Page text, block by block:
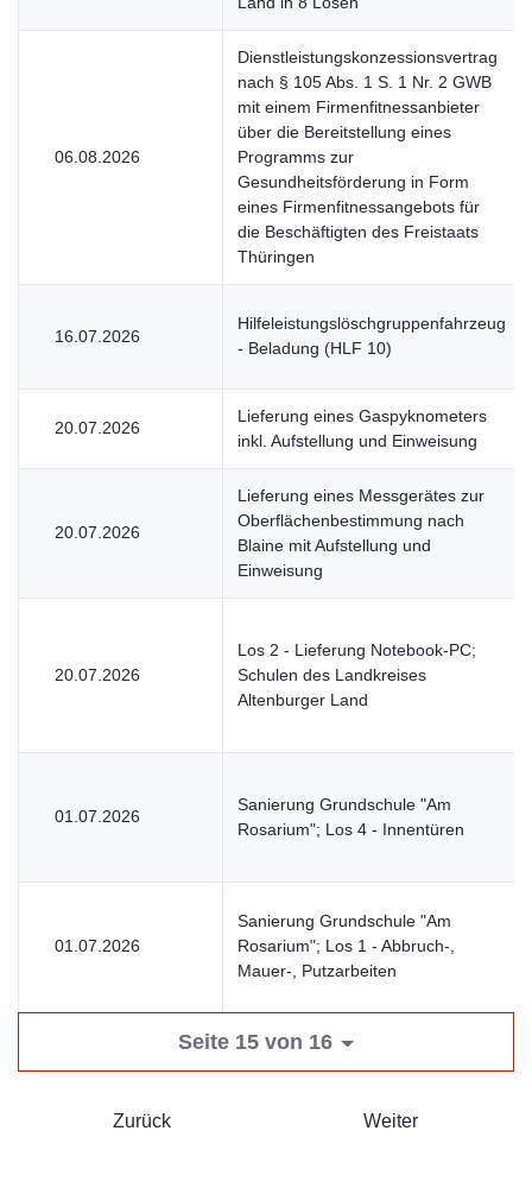
06.08.2026
Dienstleistungskonzessionsvertrag
nach § 105 Abs. 1 S. 1 Nr. 2 GWB
mit einem Firmenfitnessanbieter
über die Bereitstellung eines
Programms zur
Gesundheitsförderung in Form
eines Firmenfitnessangebots für
die Beschäftigten des Freistaats
Thüringen
16.07.2026
Hilfeleistungslöschgruppenfahrzeug
- Beladung (HLF 10)
20.07.2026
Lieferung eines Gaspyknometers
inkl. Aufstellung und Einweisung
20.07.2026
Lieferung eines Messgerätes zur
Oberflächenbestimmung nach
Blaine mit Aufstellung und
Einweisung
20.07.2026
Los 2 - Lieferung Notebook-PC;
Schulen des Landkreises
Altenburger Land
01.07.2026
Sanierung Grundschule "Am
Rosarium"; Los 4 - Innentüren
01.07.2026
Sanierung Grundschule "Am
Rosarium"; Los 1 - Abbruch-,
Mauer-, Putzarbeiten
Seite 15 von 16
Zurück Weiter